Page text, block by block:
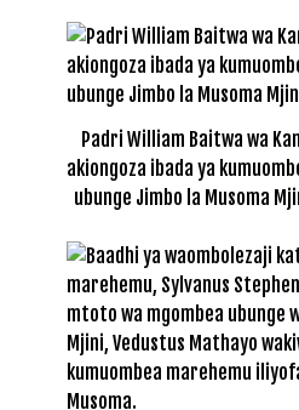
Padri William Baitwa wa
akiongoza ibada ya
ubunge Jimbo la Musoma